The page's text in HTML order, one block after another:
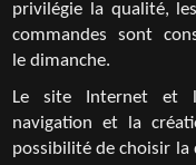
privilégie la qualité,
commandes sont
le dimanche.
Le site Internet et
navigation et la
possibilité de choisir la